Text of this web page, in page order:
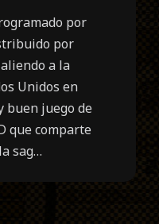
por
por
a la
Unidos en
buen juego de
que comparte
sag…